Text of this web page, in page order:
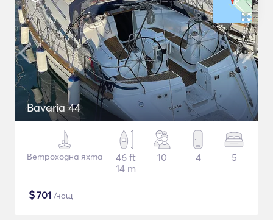
Bavaria 44
Ветроходна яхта
46 ft
14 m
10 4 5
$701 /нощ